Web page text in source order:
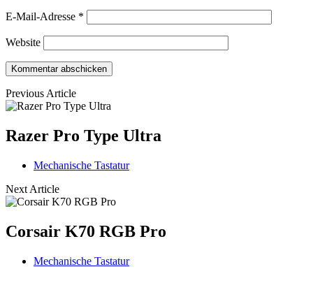
E-Mail-Adresse *
Website
Previous Article
Razer Pro Type Ultra
Mechanische Tastatur
Next Article
Corsair K70 RGB Pro
Mechanische Tastatur